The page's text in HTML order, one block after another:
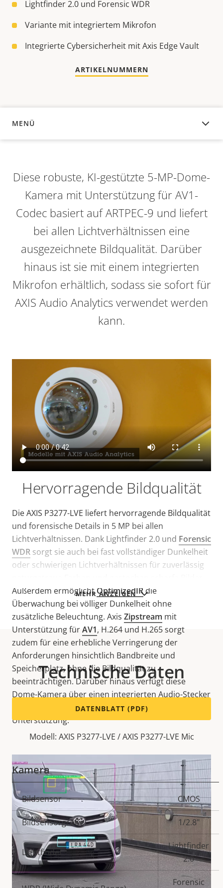
Lightfinder 2.0 und Forensic WDR
Variante mit integriertem Mikrofon
Integrierte Cybersicherheit mit Axis Edge Vault
ARTIKELNUMMERN
MENÜ
ÜBERSICHT
MEHR ANZEIGEN
Diese robuste, KI-gestützte 5-MP-Dome-
Kamera mit Unterstützung für AV1-
Codec basiert auf ARTPEC-9 und liefert
bei allen Lichtverhältnissen eine
ausgezeichnete Bildqualität. Darüber
hinaus ist sie mit einem integrierten
Mikrofon erhältlich, sodass sie sofort für
AXIS Audio Analytics verwendet werden
kann.
Hervorragende Bildqualität
Die AXIS P3277-LVE liefert hervorragende Bildqualität
und forensische Details in 5 MP bei allen
Lichtverhältnissen. Dank Lightfinder 2.0 und Forensic
WDR sorgt sie auch bei fast vollständiger Dunkelheit
oder schwierigen Lichtverhältnissen für zuverlässig
Außerdem ermöglichtOptimizedIRdie
Überwachung bei völliger Dunkelheit ohne
zusätzliche Beleuchtung. Axis Zipstream mit
Unterstützung fürAV1, H.264 und H.265 sorgt
zudem für eine erhebliche Verringerung der
Anforderungen hinsichtlich Bandbreite und
Speicherplatz, ohne die Bildqualität zu
beeinträchtigen. Darüber hinaus verfügt diese
Dome-Kamera über einen integrierten Audio-Stecker
zum Anschluss eines Mikrofons für Audio-
Unterstützung.
Technische Daten
DATENBLATT (PDF)
Modell: AXIS P3277-LVE / AXIS P3277-LVE Mic
Kamera
Eigentumsbeschreibung Eigentumswert
Bildsensor CMOS
Bildsensorgröße 1/2.8"
Lightfinder
Lightfinder
2.0
Forensic